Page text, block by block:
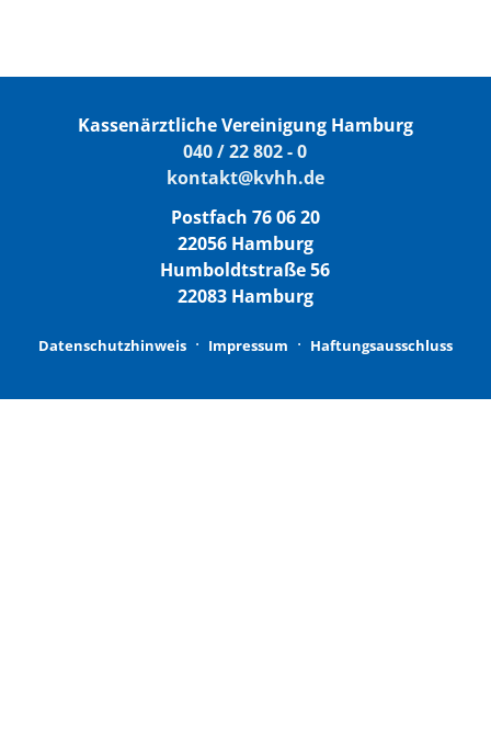
Kassenärztliche Vereinigung Hamburg
040 / 22 802 - 0
kontakt@kvhh.de
Postfach 76 06 20
22056 Hamburg
Humboldtstraße 56
22083 Hamburg
Datenschutzhinweis Impressum Haftungsausschluss